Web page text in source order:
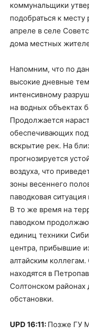
коммунальщики
подобраться к месту
апреле в селе
дома местных
Напомним, что по
высокие дневные
интенсивному
на водных объектах
Продолжается
обеспечивающих
вскрытие рек. На
прогнозируется
воздуха, что
зоны весеннего
паводковая
В то же время на
паводком
единиц техники
центра, прибывшие
алтайским
находятся в
Солтонском районах
обстановки.
UPD 16:11: Позже ГУ